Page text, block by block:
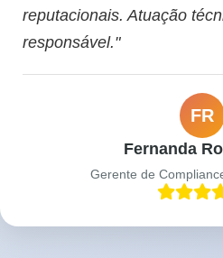
reputacionais. Atuação
responsável."
FR
Fernanda
Gerente de